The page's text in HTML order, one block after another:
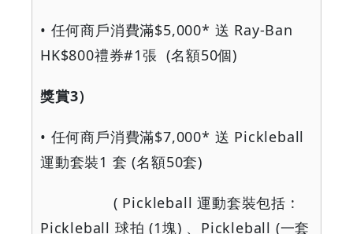
• 任何商戶消費滿$5,000* 送 Ray-Ban
HK$800禮券#1張 (名額50個)
獎賞3）
• 任何商戶消費滿$7,000* 送 Pickleball
運動套裝1 套 (名額50套)
( Pickleball運動套裝包括 :
Pickleball 球拍 (1塊) 、 Pickleball (一套